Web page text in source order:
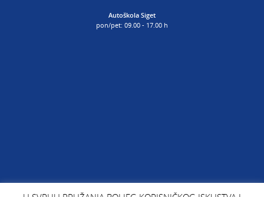
Autoškola Siget
pon/pet: 09.00 - 17.00 h